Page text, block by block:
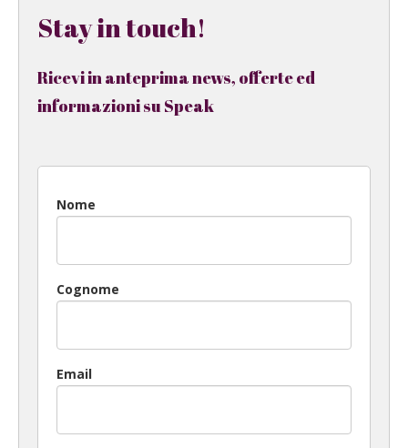
Stay in touch!
Ricevi in anteprima news, offerte ed
informazioni su Speak
Nome
Cognome
Email